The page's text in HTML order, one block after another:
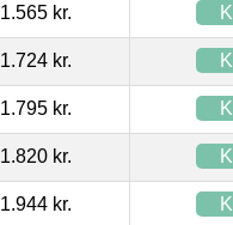
1.565 kr.
1.724 kr.
1.795 kr.
1.820 kr.
1.944 kr.